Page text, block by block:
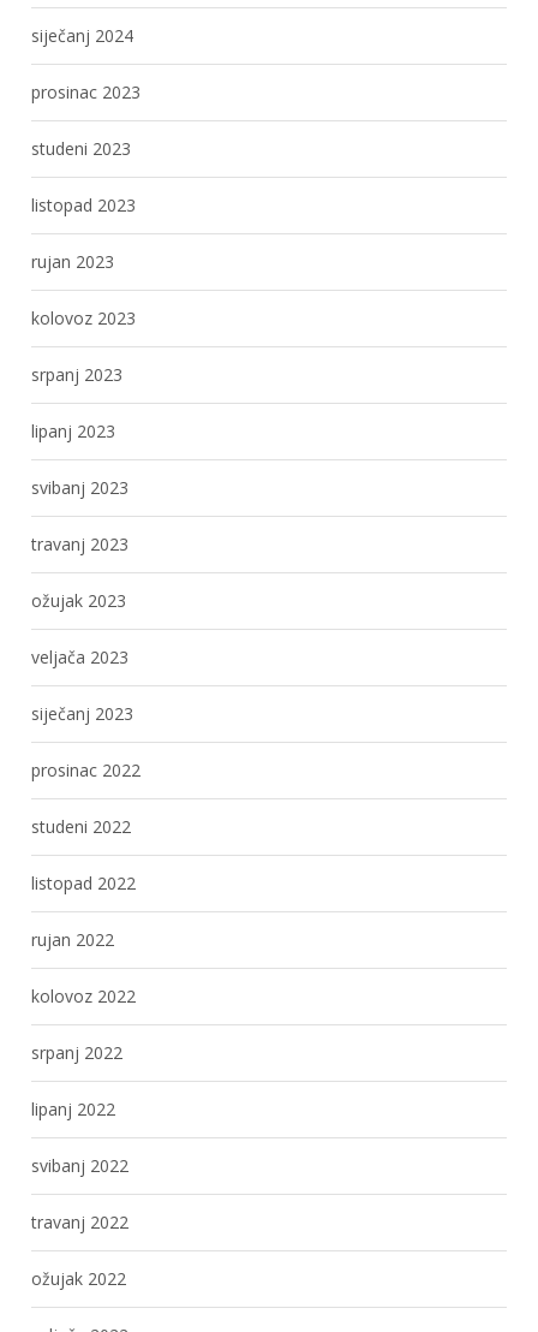
siječanj 2024
prosinac 2023
studeni 2023
listopad 2023
rujan 2023
kolovoz 2023
srpanj 2023
lipanj 2023
svibanj 2023
travanj 2023
ožujak 2023
veljača 2023
siječanj 2023
prosinac 2022
studeni 2022
listopad 2022
rujan 2022
kolovoz 2022
srpanj 2022
lipanj 2022
svibanj 2022
travanj 2022
ožujak 2022